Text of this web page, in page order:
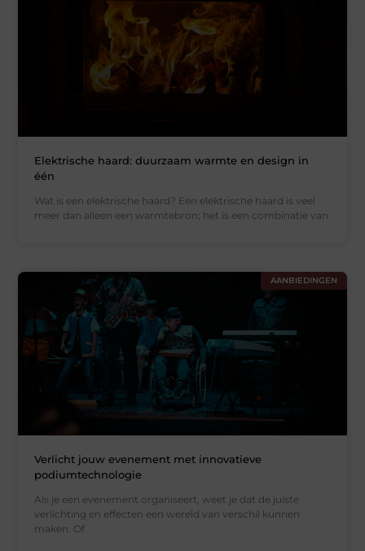
Elektrische haard: duurzaam warmte en design in
één
Wat is een elektrische haard? Een elektrische haard is veel
meer dan alleen een warmtebron; het is een combinatie van
AANBIEDINGEN
Verlicht jouw evenement met innovatieve
podiumtechnologie
Als je een evenement organiseert, weet je dat de juiste
verlichting en effecten een wereld van verschil kunnen
maken. Of